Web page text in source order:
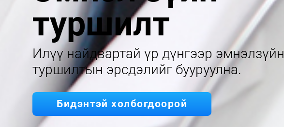
туршилт
Илүү найдвартай үр дүнгээр эмнэлзүйн
туршилтын эрсдэлийг бууруулна.
Бидэнтэй холбогдоорой